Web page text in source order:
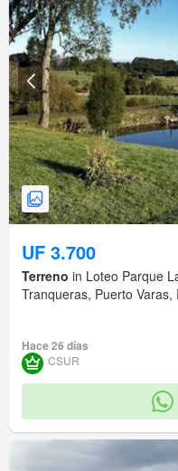
UF 3.700
Terreno in Loteo Parque
Tranqueras, Puerto
Hace 26 días
CSUR